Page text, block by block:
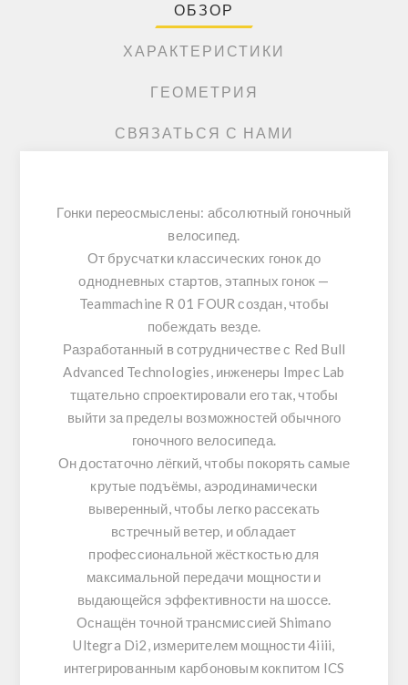
ОБЗОР
ХАРАКТЕРИСТИКИ
ГЕОМЕТРИЯ
СВЯЗАТЬСЯ С НАМИ
Гонки переосмыслены: абсолютный гоночный
велосипед.
От брусчатки классических гонок до
однодневных стартов, этапных гонок —
Teammachine R 01 FOUR создан, чтобы
побеждать везде.
Разработанный в сотрудничестве с Red Bull
Advanced Technologies, инженеры Impec Lab
тщательно спроектировали его так, чтобы
выйти за пределы возможностей обычного
гоночного велосипеда.
Он достаточно лёгкий, чтобы покорять самые
крутые подъёмы, аэродинамически
выверенный, чтобы легко рассекать
встречный ветер, и обладает
профессиональной жёсткостью для
максимальной передачи мощности и
выдающейся эффективности на шоссе.
Оснащён точной трансмиссией Shimano
Ultegra Di2, измерителем мощности4iiii,
интегрированным карбоновым кокпитом ICS